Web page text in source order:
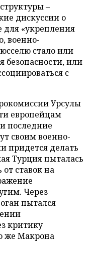
–
дискуссии о
«укрепления
военно-
стало или
безопасности, или
с
Урсулы
европейцам
последние
своим военно-
придется делать
Турция пыталась
ставок на
Через
пытался
критику
же Макрона